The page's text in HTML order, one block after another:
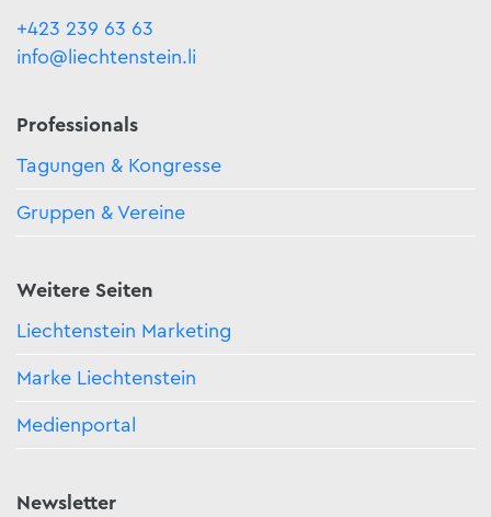
+423 239 63 63
info@liechtenstein.li
Professionals
Tagungen & Kongresse
Gruppen & Vereine
Weitere Seiten
Liechtenstein Marketing
Marke Liechtenstein
Medienportal
Newsletter